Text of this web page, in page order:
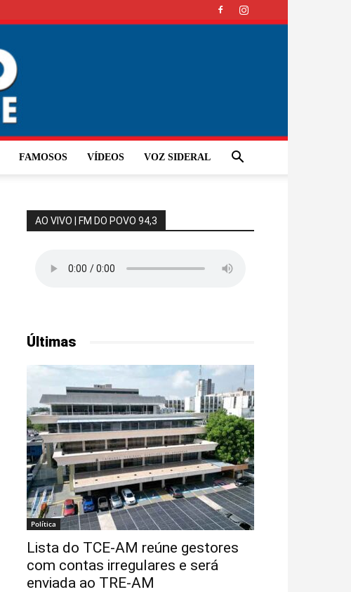
FAMOSOS VÍDEOS VOZ SIDERAL
AO VIVO | FM DO POVO 94,3
Últimas
Política
Lista do TCE-AM reúne gestores
com contas irregulares e será
enviada ao TRE-AM